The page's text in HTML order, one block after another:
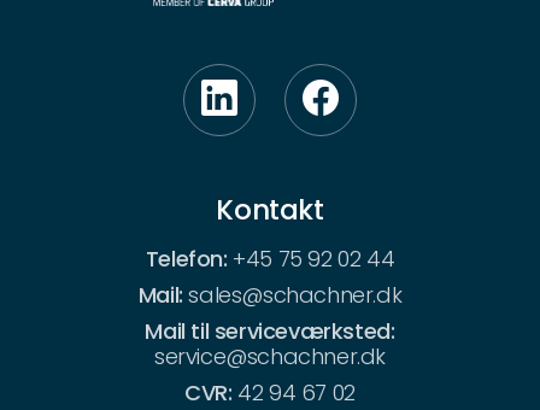
Kontakt
Telefon: +45 75 92 02 44
Mail:sales@schachner.dk
Mail til serviceværksted:
service@schachner.dk
CVR: 42 94 67 02